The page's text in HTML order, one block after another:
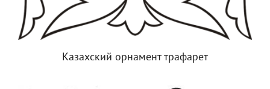
Казахский орнамент трафарет